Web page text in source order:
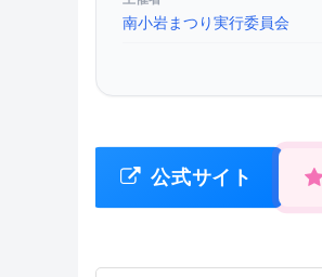
南小岩まつり実行委員会
公式サイト